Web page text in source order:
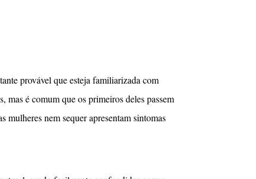
provável que esteja familiarizada com
mas é comum que os primeiros deles passem
nem sequer apresentam sintomas